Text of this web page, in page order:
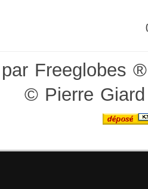
Freeglobes
© Pierre